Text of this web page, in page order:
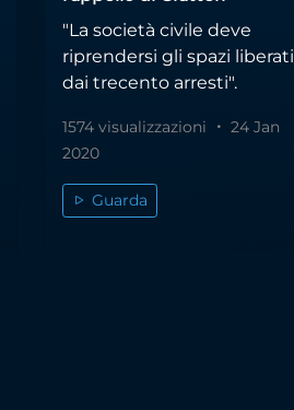
"La società civile deve
riprendersi gli spazi liberati
dai trecento arresti".
1574 visualizzazioni
24 Jan
2020
Guarda